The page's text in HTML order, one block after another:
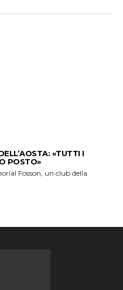
«TUTTI I
POSTO»
Fosson, un club della